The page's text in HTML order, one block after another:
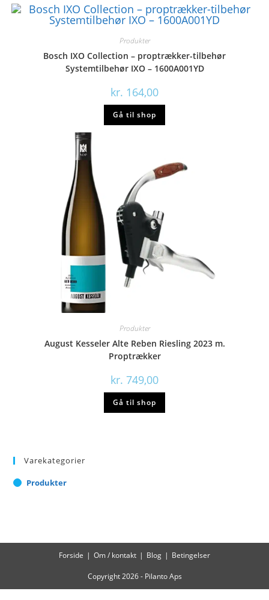
Produkter
Bosch IXO Collection – proptrækker-tilbehør
Systemtilbehør IXO – 1600A001YD
kr. 164,00
Gå til shop
Produkter
August Kesseler Alte Reben Riesling 2023 m.
Proptrækker
kr. 749,00
Gå til shop
Varekategorier
Produkter
Forside Om / kontakt Blog Betingelser
Copyright 2026 - Pilanto Aps